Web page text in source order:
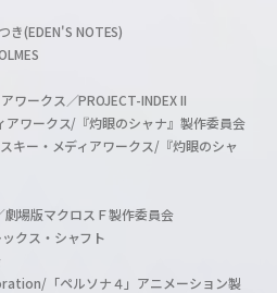
(EDEN'S NOTES)
ワークス／PROJECT-INDEX II
ワークス/『灼眼のシャナ』製作委員会
キー・メディアワークス/『灼眼のシャ
場版マクロスＦ製作委員会
クス・シャフト
「ペルソナ４」アニメーション製